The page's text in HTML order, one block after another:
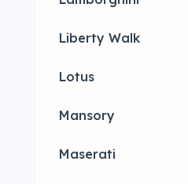
Liberty Walk
Lotus
Mansory
Maserati